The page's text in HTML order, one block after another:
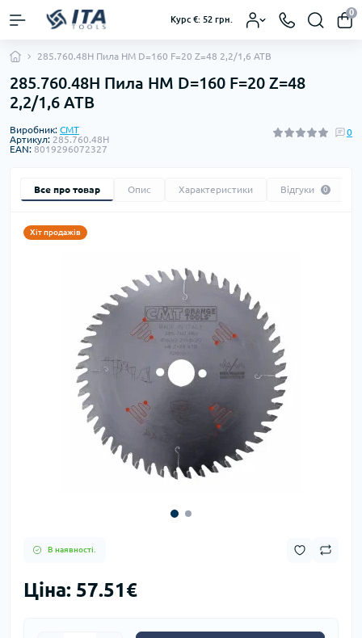
Курс €: 52 грн.
0
285.760.48H Пила HM D=160 F=20 Z=48 2,2/1,6 ATB
285.760.48H Пила HM D=160 F=20 Z=48
2,2/1,6 ATB
Виробник: CMT
Артикул: 285.760.48H
EAN: 8019296072327
0
Все про товар Опис Характеристики Відгуки 0
Хіт продажів
В наявності.
Ціна: 57.51€